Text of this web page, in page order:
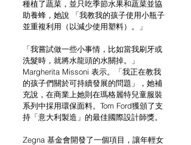
種植了蔬菜，並只吃季節水果和蔬菜並協
助養蜂，她說 「我教我的孩子使用小瓶子
並重複利用（以減少使用塑料）。」
「我嘗試做一些小事情，比如當我刷牙或
洗髮時，就將水龍頭的水關掉。」
Margherita Missoni 表示。「我正在教我
的孩子們關於可持續發展的問題」，她補
充說，在商業上她則在瑪格麗特兒童服裝
系列中採用環保面料。Tom Ford獲頒了支
持「意大利製造」的最佳國際設計師獎。
Zegna 基金會開發了一個項目，讓年輕女